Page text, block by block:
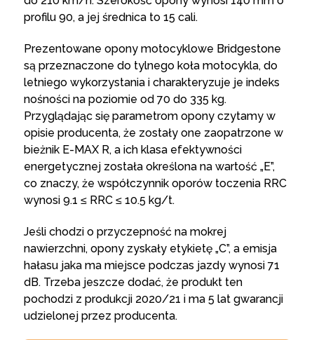
profilu 90, a jej średnica to 15 cali.
Prezentowane opony motocyklowe Bridgestone
są przeznaczone do tylnego koła motocykla, do
letniego wykorzystania i charakteryzuje je indeks
nośności na poziomie od 70 do 335 kg.
Przyglądając się parametrom opony czytamy w
opisie producenta, że zostały one zaopatrzone w
bieżnik E-MAX R, a ich klasa efektywności
energetycznej została określona na wartość „E”,
co znaczy, że współczynnik oporów toczenia RRC
wynosi 9.1 ≤ RRC ≤ 10.5 kg/t.
Jeśli chodzi o przyczepność na mokrej
nawierzchni, opony zyskały etykietę „C”, a emisja
hałasu jaka ma miejsce podczas jazdy wynosi 71
dB. Trzeba jeszcze dodać, że produkt ten
pochodzi z produkcji 2020/21 i ma 5 lat gwarancji
udzielonej przez producenta.